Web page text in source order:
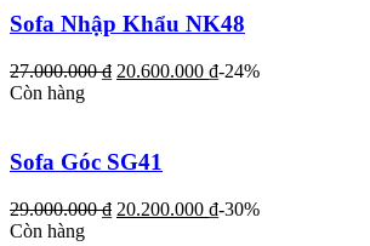
Sofa Nhập Khẩu NK48
27.000.000₫ 20.600.000 ₫-24%
Còn hàng
Sofa Góc SG41
29.000.000₫ 20.200.000 ₫-30%
Còn hàng